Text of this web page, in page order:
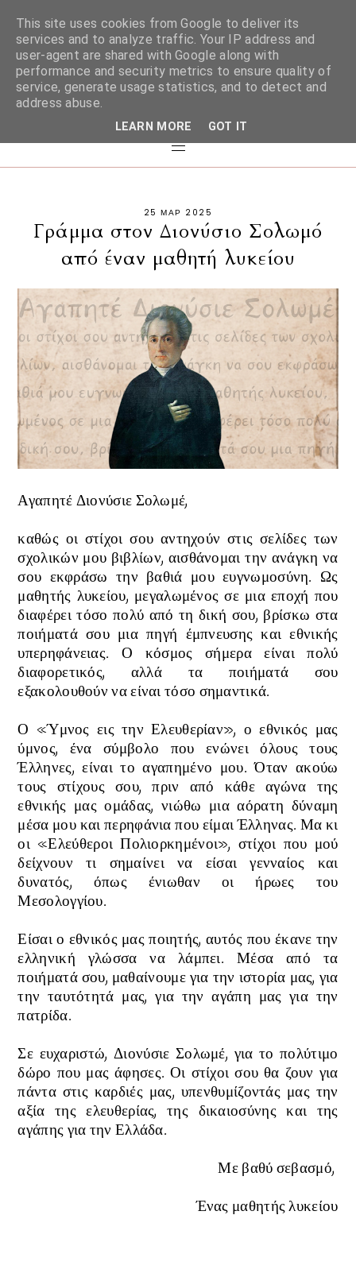
25 ΜΑΡ 2025
Γράμμα στον Διονύσιο Σολωμό
από έναν μαθητή λυκείου
Αγαπητέ Διονύσιε Σολωμέ,
καθώς οι στίχοι σου αντηχούν στις σελίδες των
σχολικών μου βιβλίων, αισθάνομαι την ανάγκη να
σου εκφράσω την βαθιά μου ευγνωμοσύνη. Ως
μαθητής λυκείου, μεγαλωμένος σε μια εποχή που
διαφέρει τόσο πολύ από τη δική σου, βρίσκω στα
ποιήματά σου μια πηγή έμπνευσης και εθνικής
υπερηφάνειας. Ο κόσμος σήμερα είναι πολύ
διαφορετικός, αλλά τα ποιήματά σου
εξακολουθούν να είναι τόσο σημαντικά.
Ο «Ύμνος εις την Ελευθερίαν», ο εθνικός μας
ύμνος, ένα σύμβολο που ενώνει όλους τους
Έλληνες, είναι το αγαπημένο μου. Όταν ακούω
τους στίχους σου, πριν από κάθε αγώνα της
εθνικής μας ομάδας, νιώθω μια αόρατη δύναμη
μέσα μου και περηφάνια που είμαι Έλληνας. Μα κι
οι «Ελεύθεροι Πολιορκημένοι», στίχοι που μού
δείχνουν τι σημαίνει να είσαι γενναίος και
δυνατός, όπως ένιωθαν οι ήρωες του
Μεσολογγίου.
Είσαι ο εθνικός μας ποιητής, αυτός που έκανε την
ελληνική γλώσσα να λάμπει. Μέσα από τα
ποιήματά σου, μαθαίνουμε για την ιστορία μας, για
την ταυτότητά μας, για την αγάπη μας για την
πατρίδα.
Σε ευχαριστώ, Διονύσιε Σολωμέ, για το πολύτιμο
δώρο που μας άφησες. Οι στίχοι σου θα ζουν για
πάντα στις καρδιές μας, υπενθυμίζοντάς μας την
αξία της ελευθερίας, της δικαιοσύνης και της
αγάπης για την Ελλάδα.
Με βαθύ σεβασμό,
Ένας μαθητής λυκείου
This site uses cookies from Google to deliver its
services and to analyze traffic. Your IP address and
user-agent are shared with Google along with
performance and security metrics to ensure quality of
service, generate usage statistics, and to detect and
address abuse.
LEARN MORE GOT IT